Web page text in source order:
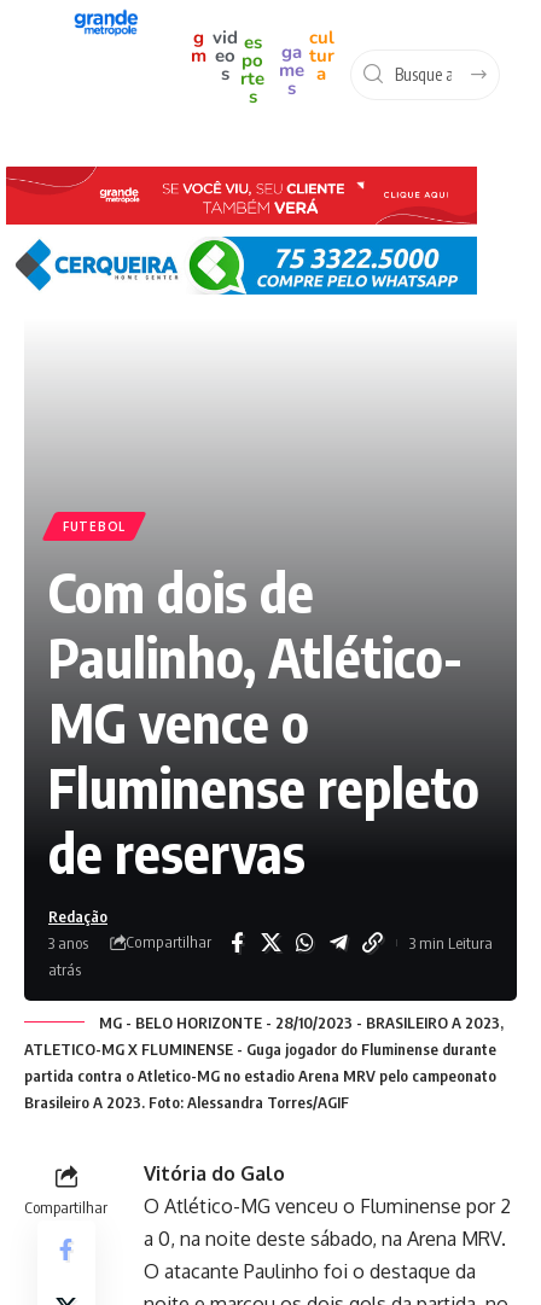
g
m
vid
eo
s
es
po
rte
s
ga
me
s
cul
tur
a
FUTEBOL
Com dois de
Paulinho, Atlético-
MG vence o
Fluminense repleto
de reservas
Redação
3 anos
atrás
Compartilhar 3 min Leitura
MG - BELO HORIZONTE - 28/10/2023 - BRASILEIRO A 2023,
ATLETICO-MG X FLUMINENSE - Guga jogador do Fluminense durante
partida contra o Atletico-MG no estadio Arena MRV pelo campeonato
Brasileiro A 2023. Foto: Alessandra Torres/AGIF
Compartilhar
Vitória do Galo
O Atlético-MG venceu o Fluminense por 2
a 0, na noite deste sábado, na Arena MRV.
O atacante Paulinho foi o destaque da